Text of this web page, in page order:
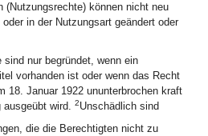
(Nutzungsrechte) können nicht neu
oder in der Nutzungsart geändert oder
sind nur begründet, wenn ein
vorhanden ist oder wenn das Recht
18. Januar 1922 ununterbrochen kraft
ausgeübt wird. 2Unschädlich sind
die die Berechtigten nicht zu